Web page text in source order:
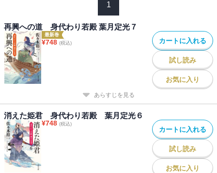
1
再興への道 身代わり若殿 葉月定光７
最新巻
¥748 (税込) カートに入れる
試し読み
お気に入り
あらすじを見る
消えた姫君 身代わり若殿 葉月定光６
¥748 (税込)
カートに入れる
試し読み
お気に入り